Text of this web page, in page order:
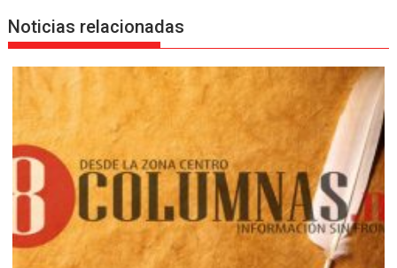
Noticias relacionadas